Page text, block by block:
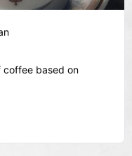
coffee based on